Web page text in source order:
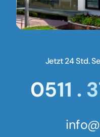
Jetzt 24 Std.
0511 .